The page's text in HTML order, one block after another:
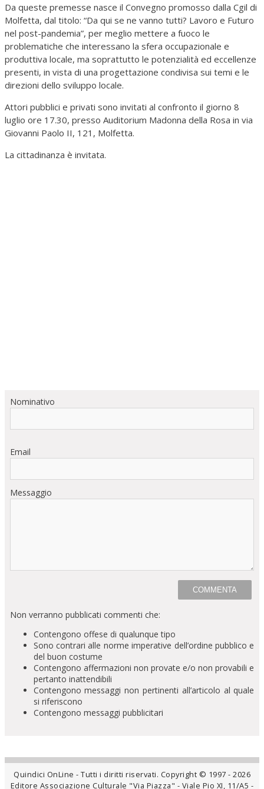
Da queste premesse nasce il Convegno promosso dalla Cgil di
Molfetta, dal titolo: “Da qui se ne vanno tutti? Lavoro e Futuro
nel post-pandemia”, per meglio mettere a fuoco le
problematiche che interessano la sfera occupazionale e
produttiva locale, ma soprattutto le potenzialità ed eccellenze
presenti, in vista di una progettazione condivisa sui temi e le
direzioni dello sviluppo locale.
Attori pubblici e privati sono invitati al confronto il giorno 8
luglio ore 17.30, presso Auditorium Madonna della Rosa in via
Giovanni Paolo II, 121, Molfetta.
La cittadinanza è invitata.
Nominativo
Email
Messaggio
Non verranno pubblicati commenti che:
Contengono offese di qualunque tipo
Sono contrari alle norme imperative dell’ordine pubblico e
del buon costume
Contengono affermazioni non provate e/o non provabili e
pertanto inattendibili
Contengono messaggi non pertinenti all’articolo al quale
si riferiscono
Contengono messaggi pubblicitari
Quindici OnLine - Tutti i diritti riservati. Copyright © 1997 - 2026
Editore Associazione Culturale "Via Piazza" - Viale Pio XI, 11/A5 -